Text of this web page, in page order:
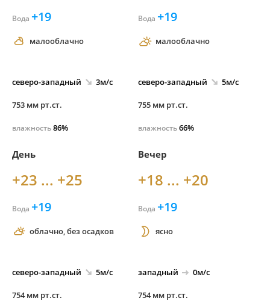
Вода +19
малооблачно
северо-западный 3м/с
753 мм рт.ст.
влажность86%
Вода +19
малооблачно
северо-западный 5м/с
755 мм рт.ст.
влажность66%
День
+23 ... +25
Вода +19
облачно, без осадков
северо-западный 5м/с
754 мм рт.ст.
Вечер
+18 ... +20
Вода +19
ясно
западный 0м/с
754 мм рт.ст.